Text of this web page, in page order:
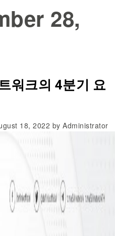
28,
워크의 4분기 요
18, 2022 by Administrator